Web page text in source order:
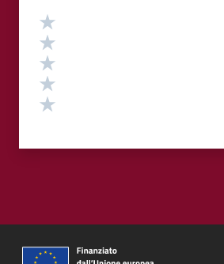
Valutazione